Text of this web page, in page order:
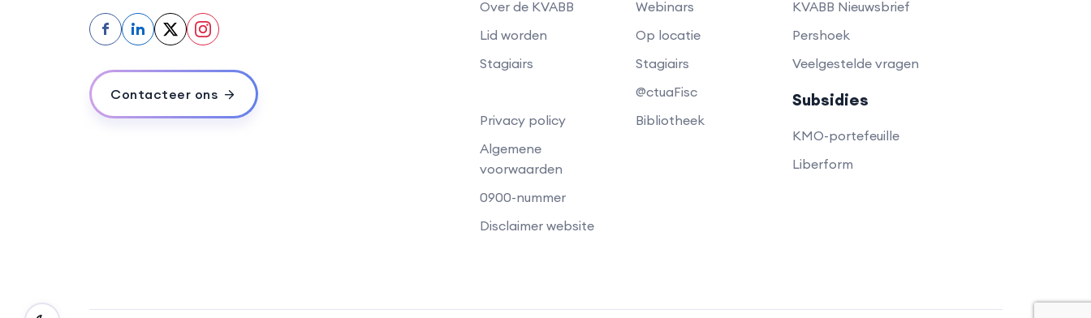
f in
Contacteer ons
Over de KVABB
Lid worden
Stagiairs
Privacy policy
Algemene
voorwaarden
0900-nummer
Disclaimer website
Webinars
Op locatie
Stagiairs
@ctuaFisc
Bibliotheek
KVABB Nieuwsbrief
Pershoek
Veelgestelde vragen
Subsidies
KMO-portefeuille
Liberform